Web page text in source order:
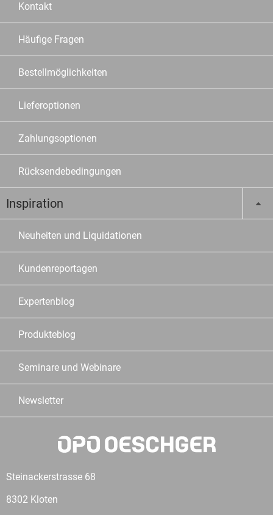
Kontakt
Häufige Fragen
Bestellmöglichkeiten
Lieferoptionen
Zahlungsoptionen
Rücksendebedingungen
Inspiration
Neuheiten und Liquidationen
Kundenreportagen
Expertenblog
Produkteblog
Seminare und Webinare
Newsletter
Steinackerstrasse 68
8302 Kloten